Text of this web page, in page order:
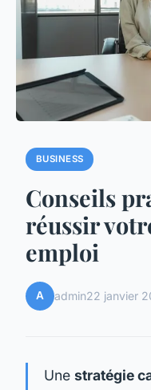
BUSINESS
Conseils
réussir
emploi
A admin22 janvier
Une stratégie